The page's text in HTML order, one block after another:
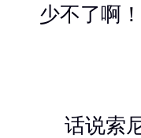
少不了啊！
话说索